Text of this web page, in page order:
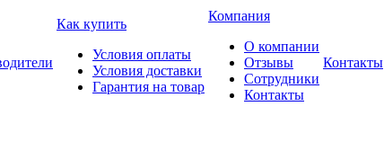
Как купить
Условия оплаты
Условия доставки
Гарантия на товар
Компания
О компании
Отзывы
Сотрудники
Контакты
Контакты